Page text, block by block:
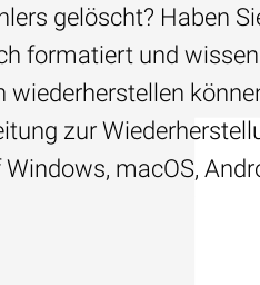
gelöscht? Haben
formatiert und
wiederherstellen
zur
Windows, macOS,